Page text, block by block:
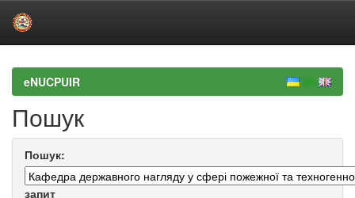
navigationeNUCPUIR
Пошук
Пошук:
запит